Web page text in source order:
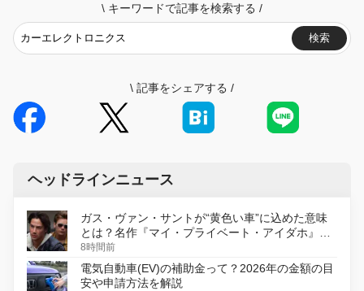
\ キーワードで記事を検索する /
検索
\ 記事をシェアする /
ヘッドラインニュース
ガス・ヴァン・サントが“黄色い車”に込めた意味
とは？名作『マイ・プライベート・アイダホ』が
初のデジタルリマスター版で復活
8時間前
電気自動車(EV)の補助金って？2026年の金額の目
安や申請方法を解説